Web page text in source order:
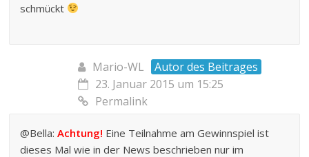
schmückt
Mario-WL
Autor des Beitrages
23. Januar 2015 um 15:25
Permalink
@Bella:Achtung! Eine Teilnahme am Gewinnspiel ist
dieses Mal wie in der News beschrieben nur im